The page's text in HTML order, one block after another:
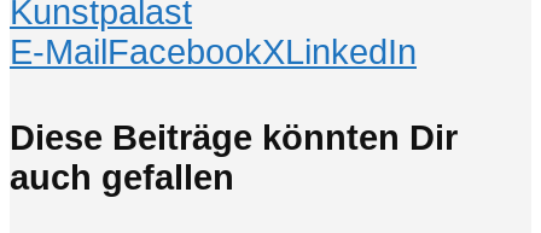
Kunstpalast
E-MailFacebookXLinkedIn
Diese Beiträge könnten Dir
auch gefallen